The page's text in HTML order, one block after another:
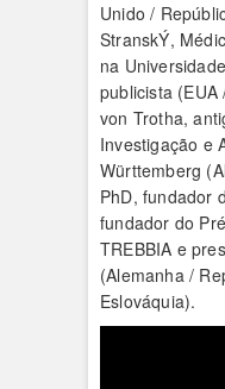
Unido /
StranskÝ,
na
publicista
von Trotha,
Investigação e
Württemberg
PhD, fundador
fundador do
TREBBIA e
(Alemanha /
Eslováquia).